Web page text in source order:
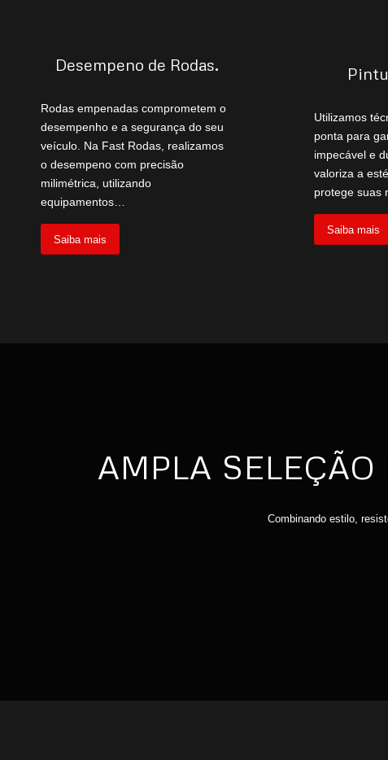
Desempeno de Rodas.
Rodas empenadas comprometem o
desempenho e a segurança do seu
veículo. Na Fast Rodas, realizamos
o desempeno com precisão
milimétrica, utilizando
equipamentos…
Saiba mais
Utilizamos
ponta para
impecável e
valoriza a
protege suas
Saiba mais
AMPLA
Combinando estilo,